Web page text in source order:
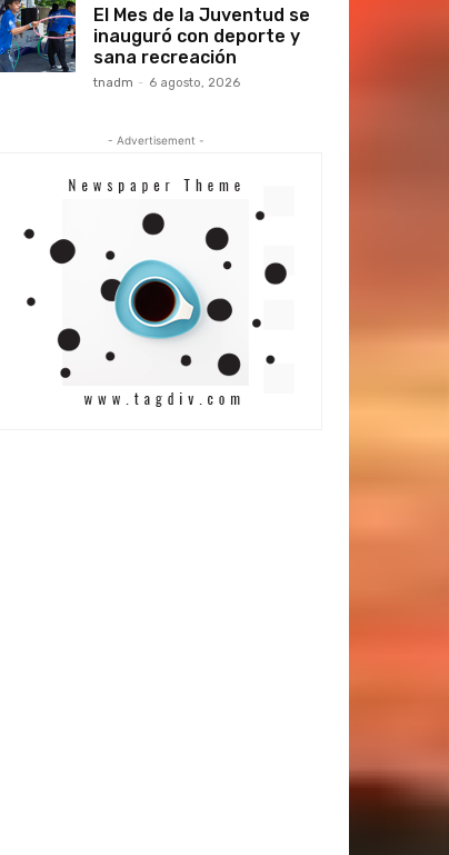
El Mes de la Juventud se
inauguró con deporte y
sana recreación
tnadm - 6 agosto, 2026
- Advertisement -